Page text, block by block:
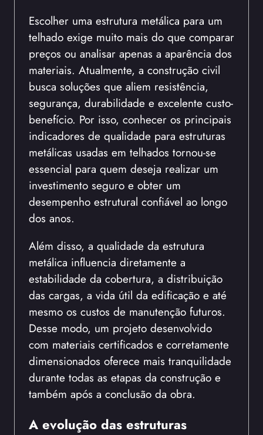
Escolher uma estrutura metálica para um
telhado exige muito mais do que comparar
preços ou analisar apenas a aparência dos
materiais. Atualmente, a construção civil
busca soluções que aliem resistência,
segurança, durabilidade e excelente custo-
benefício. Por isso, conhecer os principais
indicadores de qualidade para estruturas
metálicas usadas em telhados tornou-se
essencial para quem deseja realizar um
investimento seguro e obter um
desempenho estrutural confiável ao longo
dos anos.
Além disso, a qualidade da estrutura
metálica influencia diretamente a
estabilidade da cobertura, a distribuição
das cargas, a vida útil da edificação e até
mesmo os custos de manutenção futuros.
Desse modo, um projeto desenvolvido
com materiais certificados e corretamente
dimensionados oferece mais tranquilidade
durante todas as etapas da construção e
também após a conclusão da obra.
A evolução das estruturas